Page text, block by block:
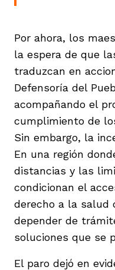
Por ahora, los
la espera de que
traduzcan en
Defensoría del
acompañando el
cumplimiento de
Sin embargo, la
En una región
distancias y las
condicionan el
derecho a la salud
depender de
soluciones que se
El paro dejó en